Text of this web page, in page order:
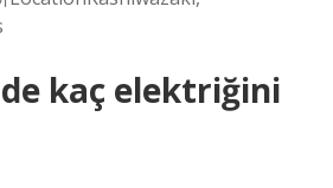
kaç elektriğini